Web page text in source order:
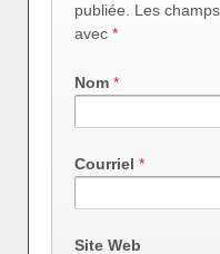
publiée. Les
avec *
Nom *
Courriel *
Site Web